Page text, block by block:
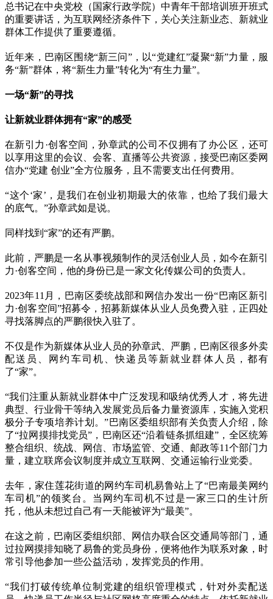
总书记在中央党校（国家行政学院）中青年干部培训班开班式
的重要讲话，为互联网经济条件下，关心关注新业态、新就业
群体工作提供了重要遵循。
近年来，巴南区围绕“新三问”，以“党建红”凝聚“新”力量，服
务“新”群体，将“新生力量”转化为“有生力量”。
一场“新”的寻找
让新就业群体拥有“家”的感受
在新引力·创客空间，孙章武的公司不仅拥有了办公区，还可
以享用这里的会议、会客、直播等公共资源，接受巴南区委网
信办“党建 创业”全方位服务，且不需要支出任何费用。
“这个‘家’，是我们在创业初期最大的依靠，也给了我们最大
的底气。”孙章武如是说。
同样找到“家”的还有严鹏。
此前，严鹏是一名从事视频制作的灵活创业人员，如今在新引
力·创客空间，他的身份已是一家文化传媒公司的负责人。
2023年11月，巴南区委统战部和网信办发出一份“巴南区新引
力·创客空间”招募令，招募新媒体从业人员免费入驻，正四处
寻找落脚点的严鹏很快入驻了。
不仅是作为新媒体从业人员的孙章武、严鹏，巴南区很多外卖
配送员、网约车司机、快递员等新就业群体人员，都有
了“家”。
“我们注重从新就业群体中广泛发现和吸纳优秀人才，将先进
典型、行业骨干等纳入发展党员后备力量资源库，实施入党积
极分子专项培养计划。”巴南区委组织部有关负责人介绍，除
了“拉网摸排找党员”，巴南区还“沿着链条抓组建”，全区统筹
整合组织、统战、网信、市场监管、交通、邮政等11个部门力
量，建立联席会议制度并成立互联网、交通运输行业党委。
去年，家住莲花街道的网约车司机易鲁站上了“巴南最美网约
车司机”的领奖台。当网约车司机不过是一家三口的生计所
托，他从未想过自己有一天能被评为“最美”。
在这之前，巴南区委组织部、网信办联合区交通局等部门，通
过拉网摸排知晓了易鲁的党员身份，便将他作为联系对象，时
常引导他参加一些公益活动，发挥党员的作用。
“我们打破传统单位制党建的组织管理模式，针对外卖配送